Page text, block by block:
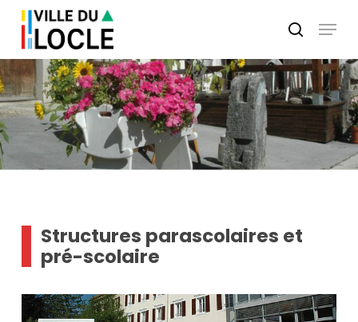
Skip
main
content
search
Menu
Structures parascolaires et
pré-scolaire
Menu